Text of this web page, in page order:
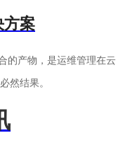
方案
的产物，是运维管理在云
然结果。